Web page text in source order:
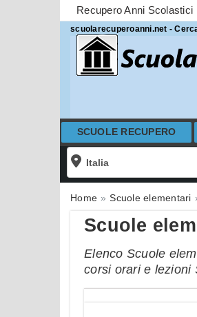
Recupero Anni Scolastici
scuolarecuperoanni.net -
SCUOLE RECUPERO
Home Scuole elementari
Scuole
Elenco Scuole
corsi orari e lezioni